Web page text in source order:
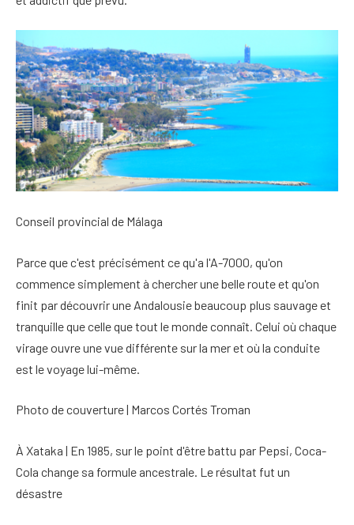
Conseil provincial de Málaga
Parce que c'est précisément ce qu'a l'A-7000, qu'on
commence simplement à chercher une belle route et qu'on
finit par découvrir une Andalousie beaucoup plus sauvage et
tranquille que celle que tout le monde connaît. Celui où chaque
virage ouvre une vue différente sur la mer et où la conduite
est le voyage lui-même.
Photo de couverture | Marcos Cortés Troman
À Xataka | En 1985, sur le point d'être battu par Pepsi, Coca-
Cola change sa formule ancestrale. Le résultat fut un
désastre